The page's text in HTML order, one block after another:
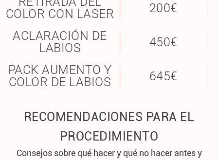
COLOR CON LASER
200€
ACLARACIÓN DE
LABIOS
450€
PACK AUMENTO Y
COLOR DE LABIOS
645€
RECOMENDACIONES PARA EL
PROCEDIMIENTO
Consejos sobre qué hacer y qué no hacer antes y